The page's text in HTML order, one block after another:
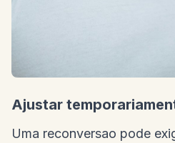
Ajustar
Uma reconversao pode